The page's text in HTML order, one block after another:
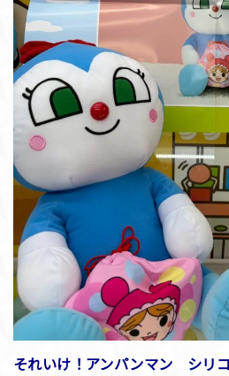
それいけ！アンパンマン シリ